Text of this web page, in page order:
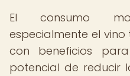
El consumo
especialmente el
con beneficios
potencial de reducir